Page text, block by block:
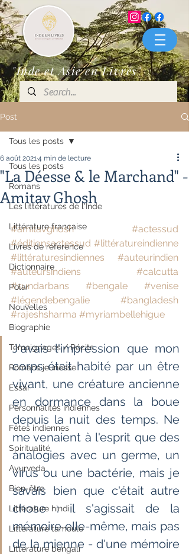
"Inde et Asie en Livres"
Post
Tous les posts
Romans
Les littératures de l'Inde
Littérature française
Livres de référence
Dictionnaire
Polar
Nouvelles
Biographie
Témoignages / Récits
Romans jeunesse
Essai
Personnalités indiennes
Fêtes indiennes
Spiritualité
Ayurveda
Bien-être
Littérature hindi
Littérature tamoule
Littérature bengali
Tous les posts
"La Déesse & le Marchand" -
Amitav Ghosh
6 août 20214 min de lecture
#amitavghosh
#actessud
#éditionsactessud #littératureindienne
#littératuresindiennes
#auteurindien
#auteursindiens
#calcutta
#sundarbans
#bengale
#venise
#légendebengalie
#bangladesh
#rajeshsharma #myriambellehigue
J'avais l'impression que mon
corps était habité par un être
vivant, une créature ancienne
en dormance dans la boue
depuis la nuit des temps. Ne
me venaient à l'esprit que des
analogies avec un germe, un
virus ou une bactérie, mais je
savais bien que c'était autre
chose : il s'agissait de la
mémoire elle-même, mais pas
de la mienne - d'une mémoire